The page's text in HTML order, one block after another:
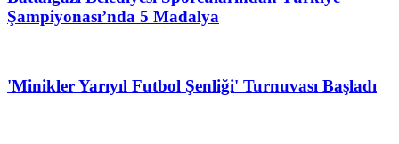
Şampiyonası’nda 5 Madalya
'Minikler Yarıyıl Futbol Şenliği' Turnuvası Başladı